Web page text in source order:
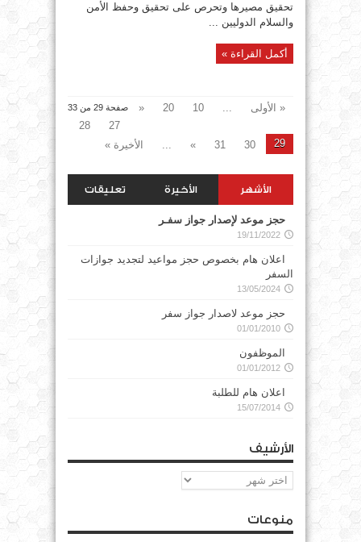
تحقيق مصيرها وتحرص على تحقيق وحفظ الأمن
والسلام الدوليين ...
أكمل القراءة »
صفحة 29 من 33 « الأولى ...
10
20
«
27
28
29
30
31
»
... الأخيرة »
الأشهر الأخيرة تعليقات
حجز موعد لإصدار جواز سفـر
19/11/2022
اعلان هام بخصوص حجز مواعيد لتجديد جوازات
السفر
13/05/2024
حجز موعد لاصدار جواز سفر
01/01/2010
الموظفون
01/01/2012
اعلان هام للطلبة
15/07/2014
الأرشيف
الأرشيف
منوعات